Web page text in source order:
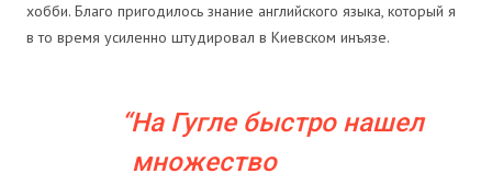
хобби. Благо пригодилось знание английского языка, который я
в то время усиленно штудировал в Киевском инъязе.
На Гуглебыстро нашел
множество